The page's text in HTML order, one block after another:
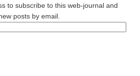
to subscribe to this web-journal and
posts by email.